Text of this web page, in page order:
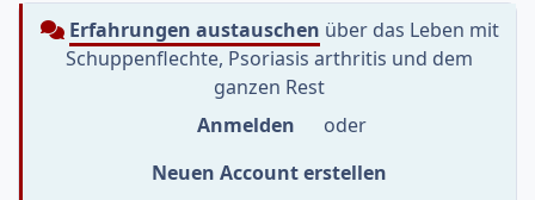
Erfahrungen austauschen über das Leben mit
Schuppenflechte, Psoriasis arthritis und dem
ganzen Rest
Anmelden
oder
Neuen Account erstellen